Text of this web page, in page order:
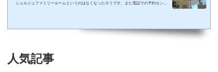
シェルジュファミリールームというのはなくなったそうです。また電話での予約センタ
ュ・スーペリアルーム（パークビュー）（7-8階）④コンシェルジュ・デラックスルー
人気記事